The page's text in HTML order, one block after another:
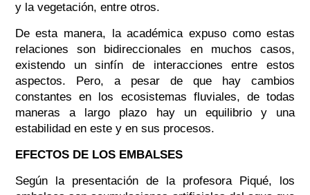
y la vegetación, entre otros.
De esta manera, la académica expuso como estas
relaciones son bidireccionales en muchos casos,
existendo un sinfín de interacciones entre estos
aspectos. Pero, a pesar de que hay cambios
constantes en los ecosistemas fluviales, de todas
maneras a largo plazo hay un equilibrio y una
estabilidad en este y en sus procesos.
EFECTOS DE LOS EMBALSES
Según la presentación de la profesora Piqué, los